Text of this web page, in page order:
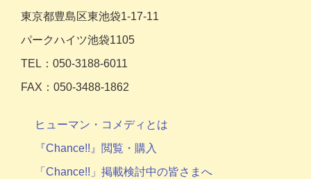
東京都豊島区東池袋1-17-11
パークハイツ池袋1105
TEL：050-3188-6011
FAX：050-3488-1862
ヒューマン・コメディとは
『Chance!!』閲覧・購入
「Chance!!」掲載検討中の皆さまへ